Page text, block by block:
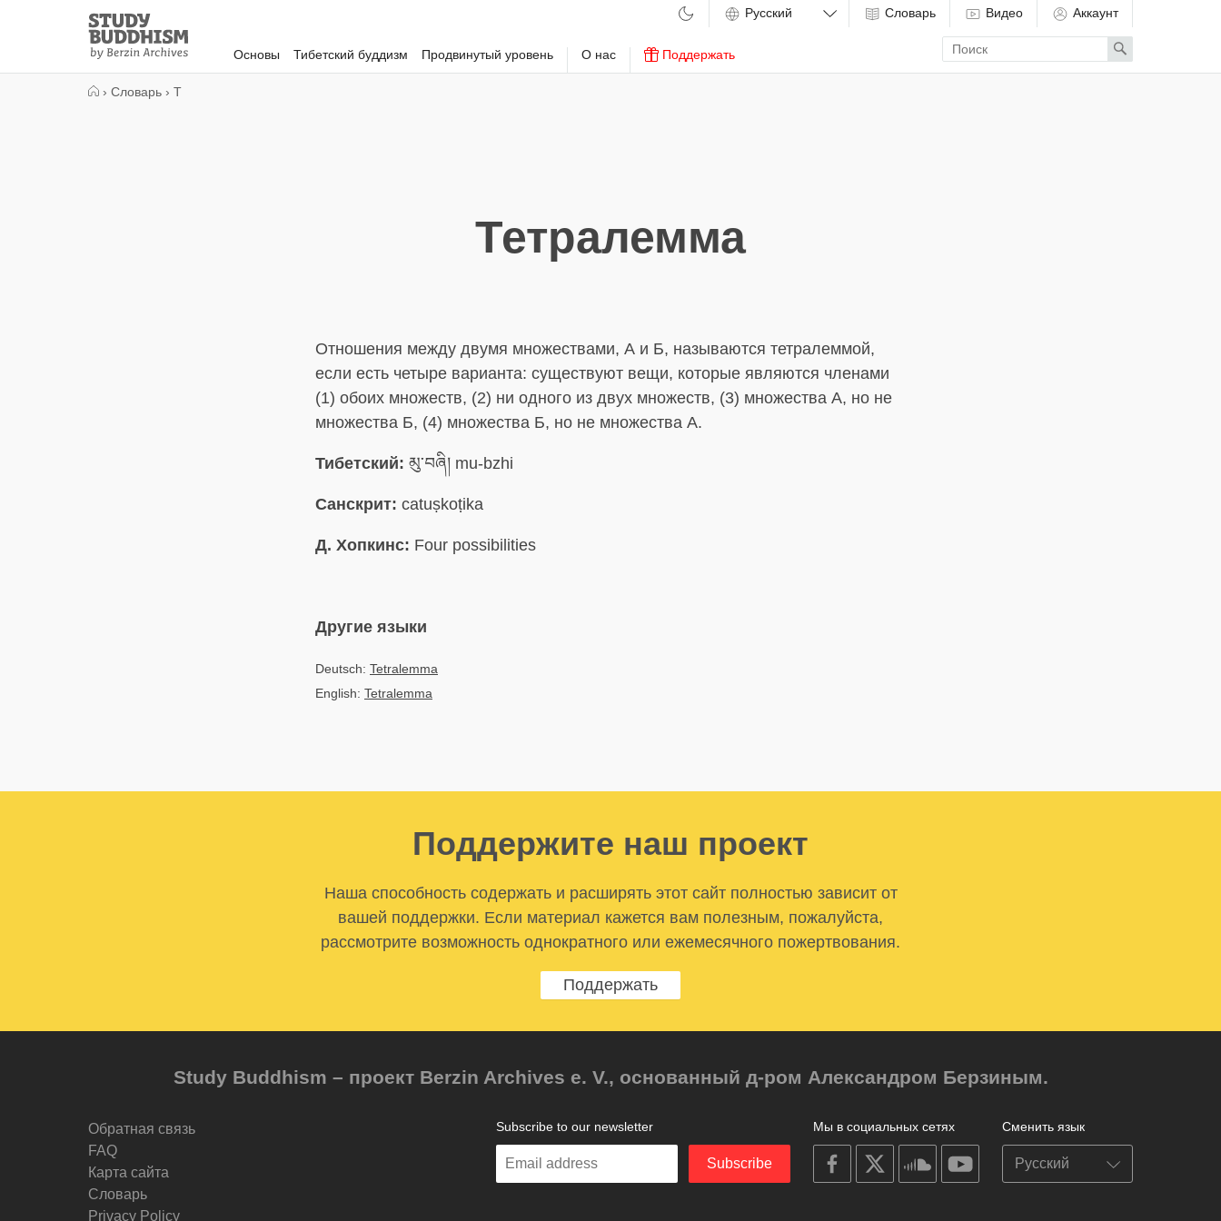
Study
Buddhism
Home
Основы Тибетский буддизм Продвинутый уровень О нас Поддержать
Словарь Видео Аккаунт
Enter
search
term
Search
› Словарь › Т
Тетралемма
Отношения между двумя множествами, А и Б, называются тетралеммой,
если есть четыре варианта: существуют вещи, которые являются членами
(1) обоих множеств, (2) ни одного из двух множеств, (3) множества А, но не
множества Б, (4) множества Б, но не множества А.
Тибетский: མུ་བཞི། mu-bzhi
Санскрит: catuṣkoṭika
Д. Хопкинс: Four possibilities
Другие языки
Deutsch: Tetralemma
English: Tetralemma
Поддержите наш проект
Наша способность содержать и расширять этот сайт полностью зависит от
вашей поддержки. Если материал кажется вам полезным, пожалуйста,
рассмотрите возможность однократного или ежемесячного пожертвования.
Поддержать
Study Buddhism – проект Berzin Archives e. V., основанный д-ром Александром Берзиным.
Обратная связь
FAQ
Карта сайта
Словарь
Privacy Policy
Сменить язык
Мы в социальных сетях
on
facebook
on
on
soundcloudyoutube
Subscribe to our newsletter
Enter
Subscribe